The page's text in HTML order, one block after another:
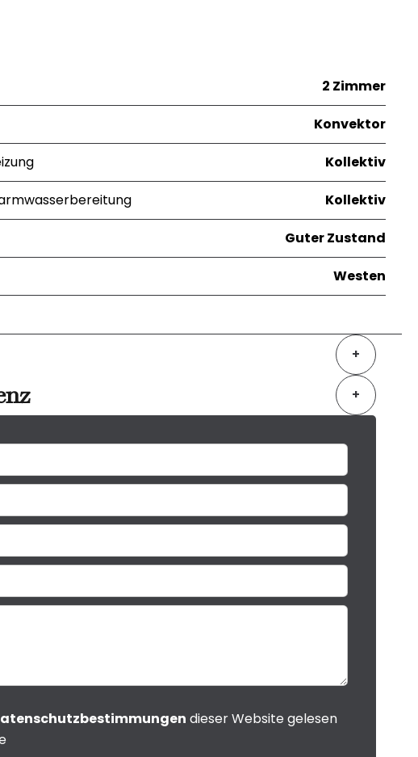
2 Zimmer
Konvektor
Kollektiv
Kollektiv
Guter Zustand
Westen
+
+
dieser Website gelesen